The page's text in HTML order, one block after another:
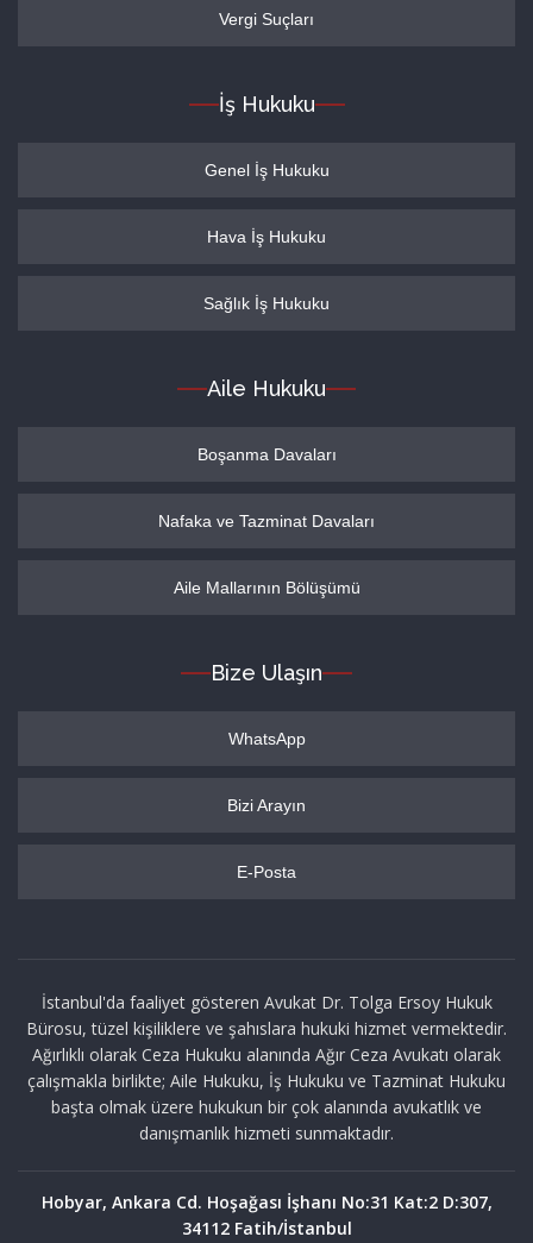
Vergi Suçları
İş Hukuku
Genel İş Hukuku
Hava İş Hukuku
Sağlık İş Hukuku
Aile Hukuku
Boşanma Davaları
Nafaka ve Tazminat Davaları
Aile Mallarının Bölüşümü
Bize Ulaşın
WhatsApp
Bizi Arayın
E-Posta
İstanbul'da faaliyet gösteren Avukat Dr. Tolga Ersoy Hukuk
Bürosu, tüzel kişiliklere ve şahıslara hukuki hizmet vermektedir.
Ağırlıklı olarak Ceza Hukuku alanında Ağır Ceza Avukatı olarak
çalışmakla birlikte; Aile Hukuku, İş Hukuku ve Tazminat Hukuku
başta olmak üzere hukukun bir çok alanında avukatlık ve
danışmanlık hizmeti sunmaktadır.
Hobyar, Ankara Cd. Hoşağası İşhanı No:31 Kat:2 D:307,
34112 Fatih/İstanbul